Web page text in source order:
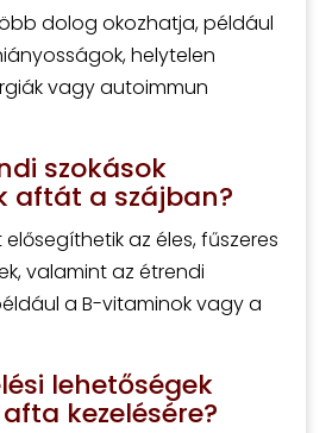
dolog okozhatja, például
helytelen
vagy autoimmun
szokások
aftát a szájban?
az éles, fűszeres
valamint az étrendi
a B-vitaminok vagy a
lehetőségek
kezelésére?